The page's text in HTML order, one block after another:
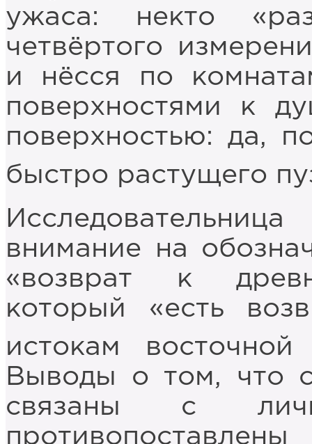
ужаса: некто
четвёртого
и нёсся по
поверхностями к
поверхностью: да,
быстро растущего
внимание на
«возврат к
который «есть
истокам
Выводы о том, что
связаны с